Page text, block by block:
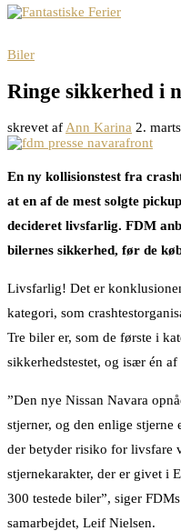
Biler
Ringe sikkerhed i
skrevet afAnn Karina 2.
En ny kollisionstest fra
at en af de mest solgte
decideret livsfarlig. FDM
bilernes sikkerhed, før de
Livsfarlig! Det er
kategori, som
Tre biler er, som de første i
sikkerhedstestet, og især én
”Den nye Nissan Navara
stjerner, og den enlige stjerne
der betyder risiko for livsfare
stjernekarakter, der er givet i
300 testede biler”, siger
samarbejdet, Leif Nielsen.